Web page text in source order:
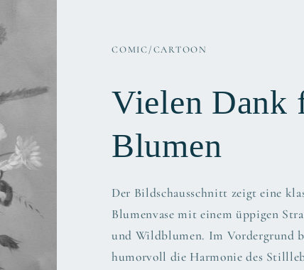
COMIC/CARTOON
Vielen Dank
Blumen
Der Bildschausschnitt zeigt eine
Blumenvase mit einem üppigen
und Wildblumen. Im Vordergrund
humorvoll die Harmonie des